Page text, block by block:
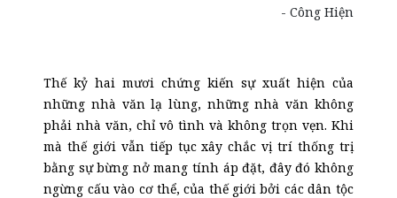
- Công Hiện
Thế kỷ hai mươi chứng kiến sự xuất hiện của
những nhà văn lạ lùng, những nhà văn không
phải nhà văn, chỉ vô tình và không trọn vẹn. Khi
mà thế giới vẫn tiếp tục xây chắc vị trí thống trị
bằng sự bừng nở mang tính áp đặt, đây đó không
ngừng cấu vào cơ thể, của thế giới bởi các dân tộc